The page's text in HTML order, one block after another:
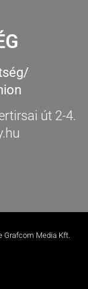
út 2-4.
Grafcom Media Kft.